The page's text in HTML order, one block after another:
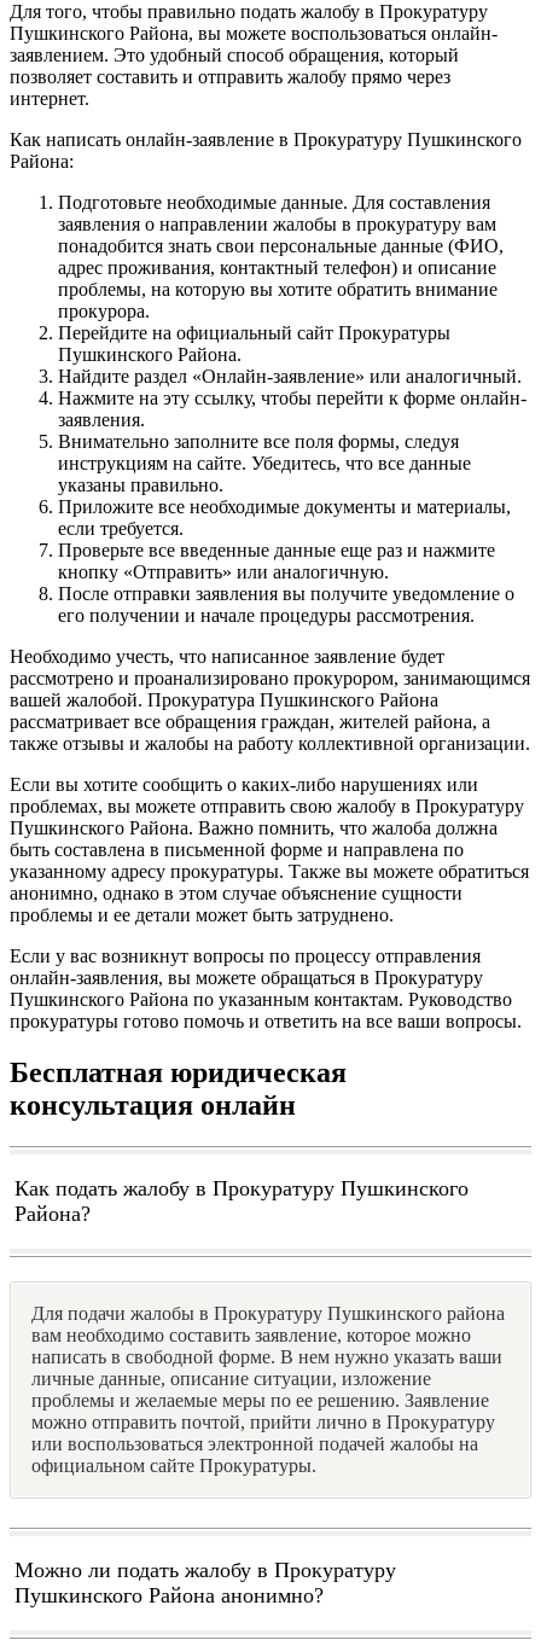
Для того, чтобы правильно подать жалобу в Прокуратуру
Пушкинского Района, вы можете воспользоваться онлайн-
заявлением. Это удобный способ обращения, который
позволяет составить и отправить жалобу прямо через
интернет.
Как написать онлайн-заявление в Прокуратуру Пушкинского
Района:
Подготовьте необходимые данные. Для составления
заявления о направлении жалобы в прокуратуру вам
понадобится знать свои персональные данные (ФИО,
адрес проживания, контактный телефон) и описание
проблемы, на которую вы хотите обратить внимание
прокурора.
Перейдите на официальный сайт Прокуратуры
Пушкинского Района.
Найдите раздел «Онлайн-заявление» или аналогичный.
Нажмите на эту ссылку, чтобы перейти к форме онлайн-
заявления.
Внимательно заполните все поля формы, следуя
инструкциям на сайте. Убедитесь, что все данные
указаны правильно.
Приложите все необходимые документы и материалы,
если требуется.
Проверьте все введенные данные еще раз и нажмите
кнопку «Отправить» или аналогичную.
После отправки заявления вы получите уведомление о
его получении и начале процедуры рассмотрения.
Необходимо учесть, что написанное заявление будет
рассмотрено и проанализировано прокурором, занимающимся
вашей жалобой. Прокуратура Пушкинского Района
рассматривает все обращения граждан, жителей района, а
также отзывы и жалобы на работу коллективной организации.
Если вы хотите сообщить о каких-либо нарушениях или
проблемах, вы можете отправить свою жалобу в Прокуратуру
Пушкинского Района. Важно помнить, что жалоба должна
быть составлена в письменной форме и направлена по
указанному адресу прокуратуры. Также вы можете обратиться
анонимно, однако в этом случае объяснение сущности
проблемы и ее детали может быть затруднено.
Если у вас возникнут вопросы по процессу отправления
онлайн-заявления, вы можете обращаться в Прокуратуру
Пушкинского Района по указанным контактам. Руководство
прокуратуры готово помочь и ответить на все ваши вопросы.
Бесплатная юридическая
консультация онлайн
Как подать жалобу в Прокуратуру Пушкинского
Района?
Для подачи жалобы в Прокуратуру Пушкинского района
вам необходимо составить заявление, которое можно
написать в свободной форме. В нем нужно указать ваши
личные данные, описание ситуации, изложение
проблемы и желаемые меры по ее решению. Заявление
можно отправить почтой, прийти лично в Прокуратуру
или воспользоваться электронной подачей жалобы на
официальном сайте Прокуратуры.
Можно ли подать жалобу в Прокуратуру
Пушкинского Района анонимно?